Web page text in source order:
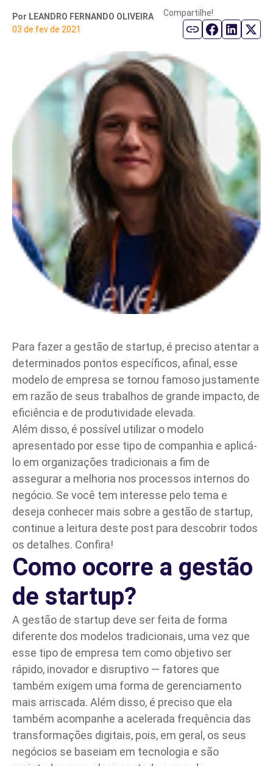
Parceiro de Vendas
Cartilha de Diversidade
Trabalhe Conosco
Por LEANDRO FERNANDO OLIVEIRA
03 de fev de 2021
Compartilhe!
Para fazer a gestão de startup, é preciso atentar a
determinados pontos específicos, afinal, esse
modelo de empresa se tornou famoso justamente
em razão de seus trabalhos de grande impacto, de
eficiência e de produtividade elevada.
Além disso, é possível utilizar o modelo
apresentado por esse tipo de companhia e aplicá-
lo em organizações tradicionais a fim de
assegurar a melhoria nos processos internos do
negócio. Se você tem interesse pelo tema e
deseja conhecer mais sobre a gestão de startup,
continue a leitura deste post para descobrir todos
os detalhes. Confira!
Como ocorre a gestão
de startup?
A gestão de startup deve ser feita de forma
diferente dos modelos tradicionais, uma vez que
esse tipo de empresa tem como objetivo ser
rápido, inovador e disruptivo — fatores que
também exigem uma forma de gerenciamento
mais arriscada. Além disso, é preciso que ela
também acompanhe a acelerada frequência das
transformações digitais, pois, em geral, os seus
negócios se baseiam em tecnologia e são